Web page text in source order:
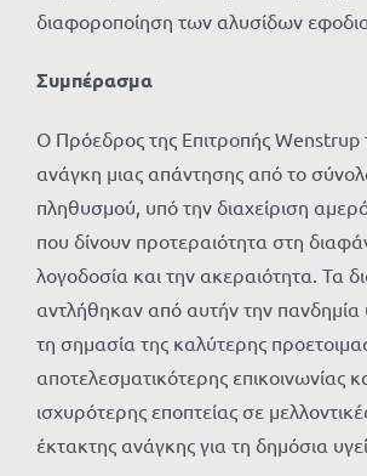
διαφοροποίηση των αλυσίδων
Συμπέρασμα
Ο Πρόεδρος της Επιτροπής Wenstrup
ανάγκη μιας απάντησης από το
πληθυσμού, υπό την διαχείριση
που δίνουν προτεραιότητα στη
λογοδοσία και την ακεραιότητα. Τα
αντλήθηκαν από αυτήν την πανδημία
τη σημασία της καλύτερης
αποτελεσματικότερης επικοινωνίας
ισχυρότερης εποπτείας σε
έκτακτης ανάγκης για τη δημόσια